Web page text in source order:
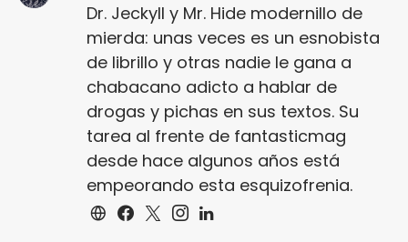
Dr. Jeckyll y Mr. Hide modernillo de
mierda: unas veces es un esnobista
de librillo y otras nadie le gana a
chabacano adicto a hablar de
drogas y pichas en sus textos. Su
tarea al frente de fantasticmag
desde hace algunos años está
empeorando esta esquizofrenia.